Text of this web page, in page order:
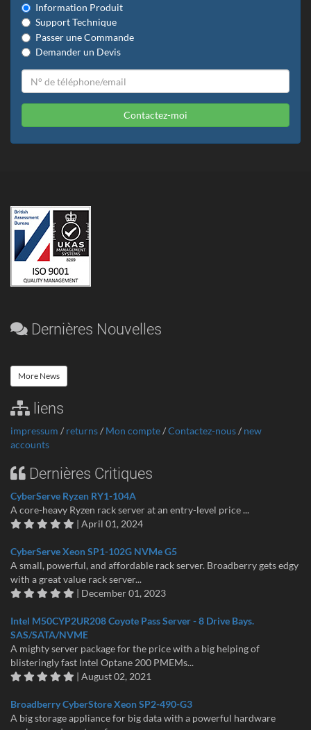
Information Produit
Support Technique
Passer une Commande
Demander un Devis
Contactez-moi
Dernières Nouvelles
More News
liens
impressum / returns/ Mon compte/Contactez-nous/ new
accounts
Dernières Critiques
CyberServe Ryzen RY1-104A
A core-heavy Ryzen rack server at an entry-level price ...
| April 01, 2024
CyberServe Xeon SP1-102G NVMe G5
A small, powerful, and affordable rack server. Broadberry gets edgy
with a great value rack server...
| December 01, 2023
Intel M50CYP2UR208 Coyote Pass Server - 8 Drive Bays.
SAS/SATA/NVME
A mighty server package for the price with a big helping of
blisteringly fast Intel Optane 200 PMEMs...
| August 02, 2021
Broadberry CyberStore Xeon SP2-490-G3
A big storage appliance for big data with a powerful hardware